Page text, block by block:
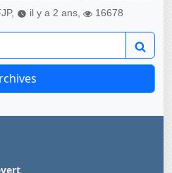
il y a 2 ans, 16678